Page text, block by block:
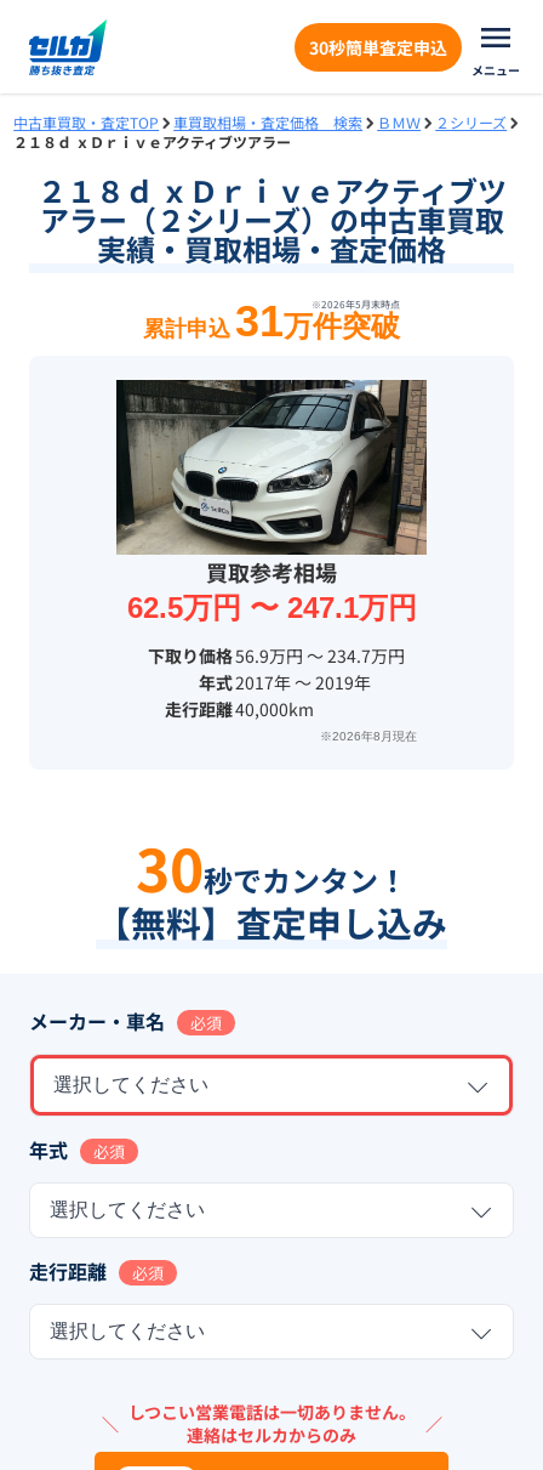
30秒簡単査定申込
メニュー
中古車買取・査定TOP 車買取相場・査定価格 検索 ＢＭＷ
２シリーズ
２１８ｄ ｘＤｒｉｖｅアクティブツアラー
２１８ｄ ｘＤｒｉｖｅアクティブツ
アラー（２シリーズ）の中古車買取
実績・買取相場・査定価格
※2026年5月末時点
累計申込 31万件突破
買取参考相場
62.5万円 〜 247.1万円
下取り価格56.9万円 〜 234.7万円
年式2017年 〜 2019年
走行距離40,000km
※2026年8月現在
30秒でカンタン！
【無料】査定申し込み
メーカー・車名 必須
選択してください
年式 必須
選択してください
走行距離 必須
選択してください
＼ しつこい営業電話は一切ありません。
連絡はセルカからのみ
／